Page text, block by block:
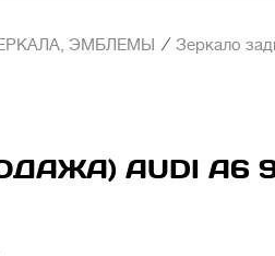
ЭМБЛЕМЫ / Зеркало
AUDI A6